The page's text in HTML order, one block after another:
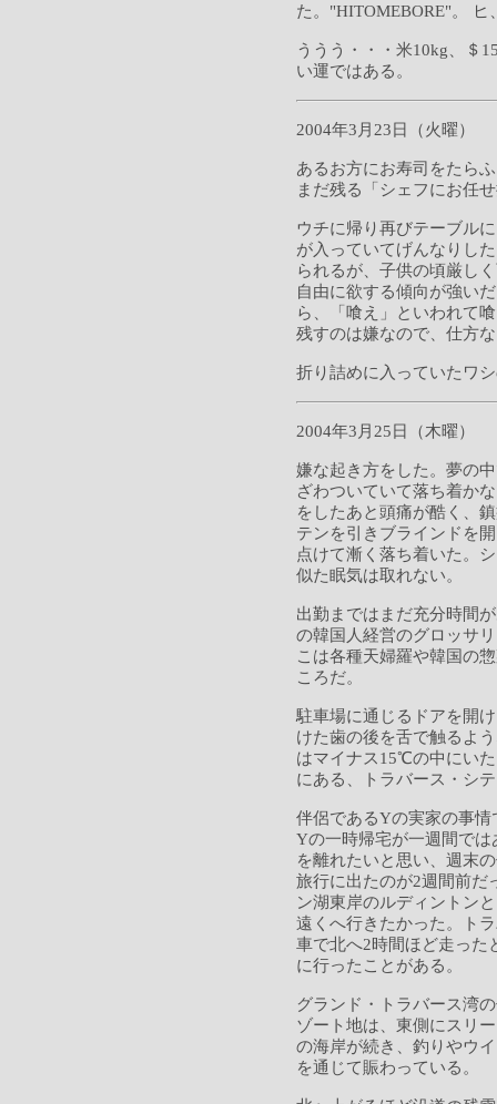
た。"HITOMEBORE"。
ううう・・・米10kg、＄
い運ではある。
2004年3月23日（火曜）
あるお方にお寿司をたら
まだ残る「シェフにお任
ウチに帰り再びテーブル
が入っていてげんなりし
られるが、子供の頃厳し
自由に欲する傾向が強い
ら、「喰え」といわれて
残すのは嫌なので、仕方
折り詰めに入っていたワ
2004年3月25日（木曜）
嫌な起き方をした。夢の
ざわついていて落ち着か
をしたあと頭痛が酷く、
テンを引きブラインドを
点けて漸く落ち着いた。
似た眠気は取れない。
出勤まではまだ充分時間
の韓国人経営のグロッサ
こは各種天婦羅や韓国の
ころだ。
駐車場に通じるドアを開
けた歯の後を舌で触るよ
はマイナス15℃の中にい
にある、トラバース・シ
伴侶であるYの実家の事
Yの一時帰宅が一週間で
を離れたいと思い、週末
旅行に出たのが2週間前だ
ン湖東岸のルディントン
遠くへ行きたかった。ト
車で北へ2時間ほど走った
に行ったことがある。
グランド・トラバース湾
ゾート地は、東側にスリ
の海岸が続き、釣りやウ
を通じて賑わっている。